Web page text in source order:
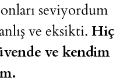
seviyordum
ve eksikti. Hiç
ve kendim